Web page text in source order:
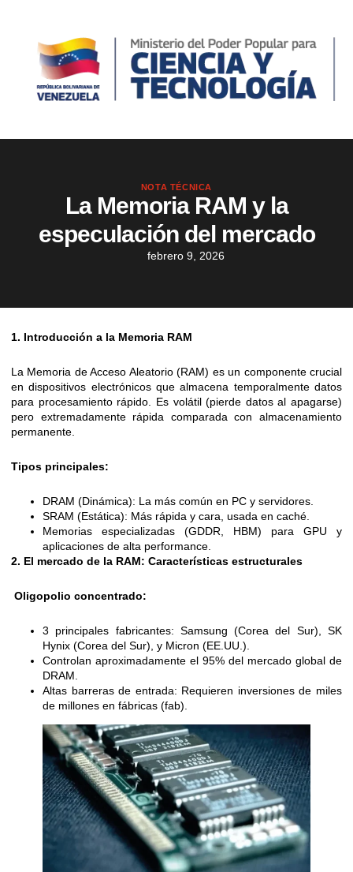
NOTA TÉCNICA
La Memoria RAM y la
especulación del mercado
febrero 9, 2026
1. Introducción a la Memoria RAM
La Memoria de Acceso Aleatorio (RAM) es un componente crucial
en dispositivos electrónicos que almacena temporalmente datos
para procesamiento rápido. Es volátil (pierde datos al apagarse)
pero extremadamente rápida comparada con almacenamiento
permanente.
Tipos principales:
DRAM (Dinámica): La más común en PC y servidores.
SRAM (Estática): Más rápida y cara, usada en caché.
Memorias especializadas (GDDR, HBM) para GPU y
aplicaciones de alta performance.
2. El mercado de la RAM: Características estructurales
Oligopolio concentrado:
3 principales fabricantes: Samsung (Corea del Sur), SK
Hynix (Corea del Sur), y Micron (EE.UU.).
Controlan aproximadamente el 95% del mercado global de
DRAM.
Altas barreras de entrada: Requieren inversiones de miles
de millones en fábricas (fab).